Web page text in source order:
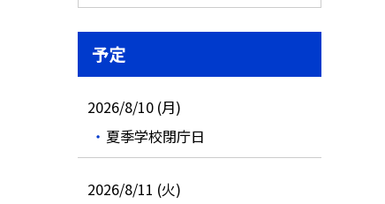
予定
2026/8/10 (月)
夏季学校閉庁日
2026/8/11 (火)